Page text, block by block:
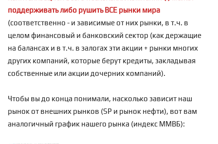
поддерживать либо рушить ВСЕ рынки мира
(соответственно - и зависимые от них рынки, в т.ч. в
целом финансовый и банковский сектор (как держащие
на балансах и в т.ч. в залогах эти акции + рынки многих
других компаний, которые берут кредиты, закладывая
собственные или акции дочерних компаний).
Чтобы вы до конца понимали, насколько зависит наш
рынок от внешних рынков (SP и рынок нефти), вот вам
аналогичный график нашего рынка (индекс ММВБ):